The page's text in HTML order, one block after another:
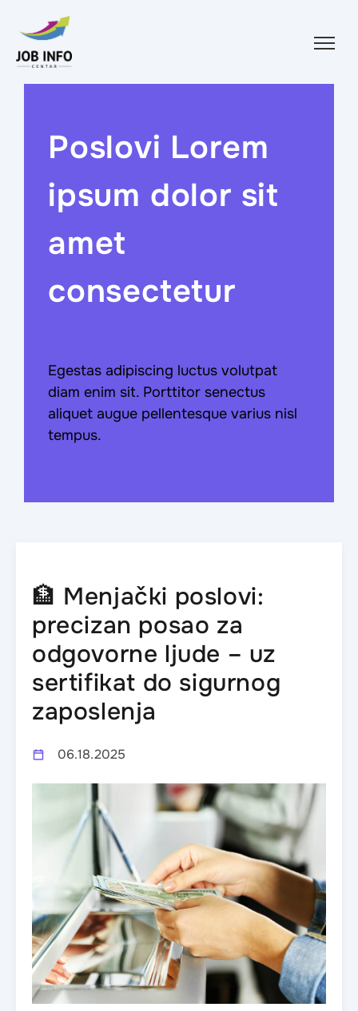
Skip to content
Poslovi Lorem
ipsum dolor sit
amet
consectetur
Egestas adipiscing luctus volutpat
diam enim sit. Porttitor senectus
aliquet augue pellentesque varius nisl
tempus.
🏦 Menjački poslovi:
precizan posao za
odgovorne ljude – uz
sertifikat do sigurnog
zaposlenja
06.18.2025